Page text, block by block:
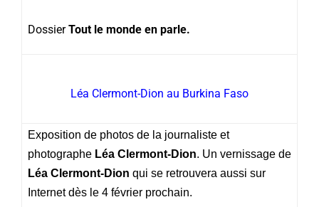
DossierTout le monde en parle.
Léa Clermont-Dion au Burkina Faso
Exposition de photos de la journaliste et
photographe Léa Clermont-Dion. Un vernissage de
Léa Clermont-Dion qui se retrouvera aussi sur
Internet dès le 4 février prochain.